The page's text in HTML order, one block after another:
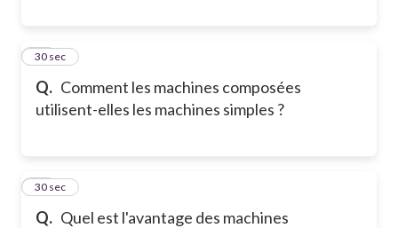
Q. Comment les machines composées
utilisent-elles les machines simples ?
23
30 sec
Q. Quel est l'avantage des machines
24
30 sec